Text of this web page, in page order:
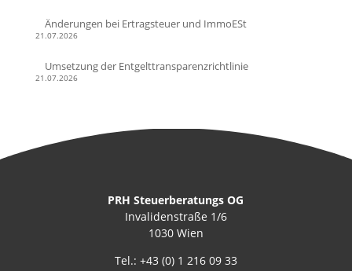
Änderungen bei Ertragsteuer und ImmoESt
21.07.2026
Umsetzung der Entgelttransparenzrichtlinie
21.07.2026
PRH Steuerberatungs OG
Invalidenstraße 1/6
1030 Wien
Tel.: +43 (0) 1 216 09 33